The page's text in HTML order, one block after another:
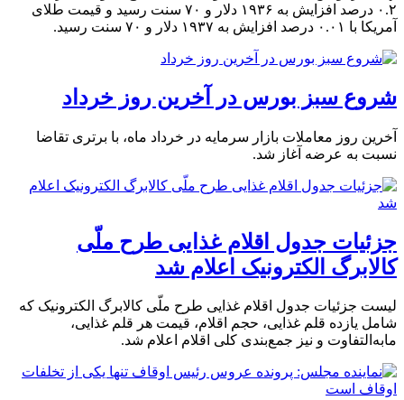
۰.۲ درصد افزایش به ۱۹۳۶ دلار و ۷۰ سنت رسید و قیمت طلای
آمریکا با ۰.۰۱ درصد افزایش به ۱۹۳۷ دلار و ۷۰ سنت رسید.
شروع سبز بورس در آخرین روز خرداد
آخرین روز معاملات بازار سرمایه در خرداد ماه، با برتری تقاضا
نسبت به عرضه آغاز شد.
جزئیات جدول اقلام غذایی طرح ملّی
کالابرگ الکترونیک اعلام شد
لیست جزئیات جدول اقلام غذایی طرح ملّی کالابرگ الکترونیک که
شامل یازده قلم غذایی، حجم اقلام، قیمت هر قلم غذایی،
مابه‌التفاوت و نیز جمع‌بندی کلی اقلام اعلام شد.